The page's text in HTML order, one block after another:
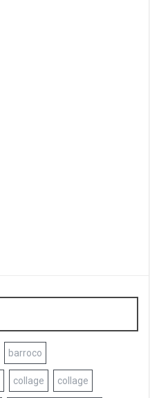
barroco
collage collage